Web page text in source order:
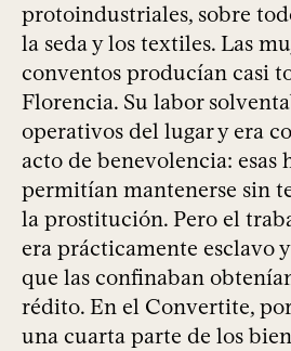
protoindustriales, sobre
la seda y los textiles. Las
conventos producían casi
Florencia. Su labor
operativos del lugar y era
acto de benevolencia: esas
permitían mantenerse sin
la prostitución. Pero el
era prácticamente esclavo
que las confinaban
rédito. En el Convertite,
una cuarta parte de los